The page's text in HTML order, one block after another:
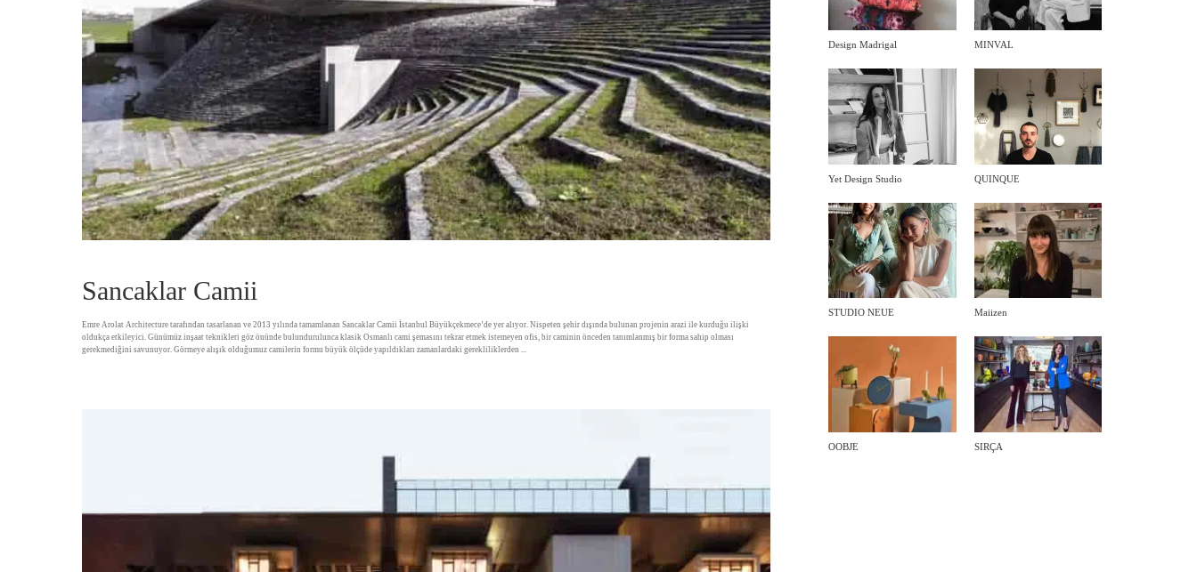
Sancaklar Camii
Emre Arolat Architecture tarafından tasarlanan ve 2013 yılında tamamlanan Sancaklar Camii İstanbul Büyükçekmece’de yer alıyor. Nispeten şehir dışında bulunan projenin arazi ile kurduğu ilişki
oldukça etkileyici. Günümüz inşaat teknikleri göz önünde bulundurulunca klasik Osmanlı cami şemasını tekrar etmek istemeyen ofis, bir caminin önceden tanımlanmış bir forma sahip olması
gerekmediğini savunuyor. Görmeye alışık olduğumuz camilerin formu büyük ölçüde yapıldıkları zamanlardaki gerekliliklerden ...
Design Madrigal MINVAL
Yet Design Studio QUINQUE
STUDIO NEUE Maiizen
OOBJE SIRÇA